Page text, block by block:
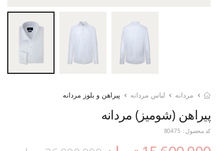
مردانه لباس مردانه پیراهن و بلوز مردانه
پیراهن (شومیز) مردانه
کد محصول : 80475